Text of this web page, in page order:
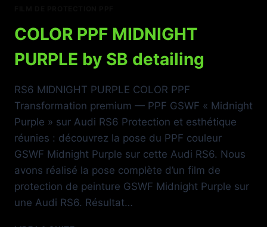
COLOR PPF MIDNIGHT
PURPLE by SB detailing
RS6 MIDNIGHT PURPLE COLOR PPF
Transformation premium — PPF GSWF « Midnight
Purple » sur Audi RS6 Protection et esthétique
réunies : découvrez la pose du PPF couleur
GSWF Midnight Purple sur cette Audi RS6. Nous
avons réalisé la pose complète d’un film de
protection de peinture GSWF Midnight Purple sur
une Audi RS6. Résultat…